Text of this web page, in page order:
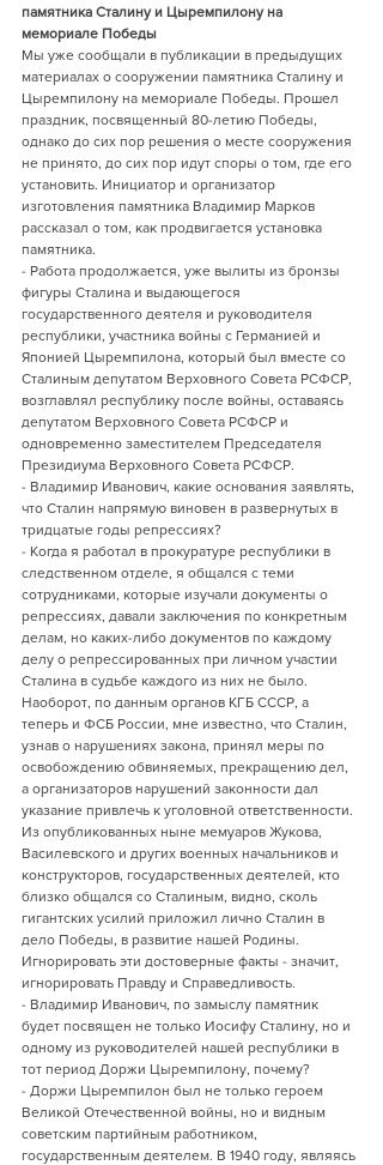
памятника Сталину и Цыремпилону на
мемориале Победы
Мы уже сообщали в публикации в предыдущих
материалах о сооружении памятника Сталину и
Цыремпилону на мемориале Победы. Прошел
праздник, посвященный 80-летию Победы,
однако до сих пор решения о месте сооружения
не принято, до сих пор идут споры о том, где его
установить. Инициатор и организатор
изготовления памятника Владимир Марков
рассказал о том, как продвигается установка
памятника.
- Работа продолжается, уже вылиты из бронзы
фигуры Сталина и выдающегося
государственного деятеля и руководителя
республики, участника войны с Германией и
Японией Цыремпилона, который был вместе со
Сталиным депутатом Верховного Совета РСФСР,
возглавлял республику после войны, оставаясь
депутатом Верховного Совета РСФСР и
одновременно заместителем Председателя
Президиума Верховного Совета РСФСР.
- Владимир Иванович, какие основания заявлять,
что Сталин напрямую виновен в развернутых в
тридцатые годы репрессиях?
- Когда я работал в прокуратуре республики в
следственном отделе, я общался с теми
сотрудниками, которые изучали документы о
репрессиях, давали заключения по конкретным
делам, но каких-либо документов по каждому
делу о репрессированных при личном участии
Сталина в судьбе каждого из них не было.
Наоборот, по данным органов КГБ СССР, а
теперь и ФСБ России, мне известно, что Сталин,
узнав о нарушениях закона, принял меры по
освобождению обвиняемых, прекращению дел,
а организаторов нарушений законности дал
указание привлечь к уголовной ответственности.
Из опубликованных ныне мемуаров Жукова,
Василевского и других военных начальников и
конструкторов, государственных деятелей, кто
близко общался со Сталиным, видно, сколь
гигантских усилий приложил лично Сталин в
дело Победы, в развитие нашей Родины.
Игнорировать эти достоверные факты - значит,
игнорировать Правду и Справедливость.
- Владимир Иванович, по замыслу памятник
будет посвящен не только Иосифу Сталину, но и
одному из руководителей нашей республики в
тот период Доржи Цыремпилону, почему?
- Доржи Цыремпилон был не только героем
Великой Отечественной войны, но и видным
советским партийным работником,
государственным деятелем. В 1940 году, являясь